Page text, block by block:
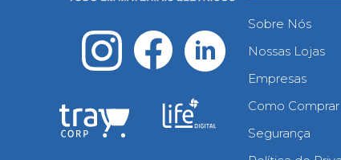
Sobre Nós
Nossas Lojas
Empresas
Como Comprar
Segurança